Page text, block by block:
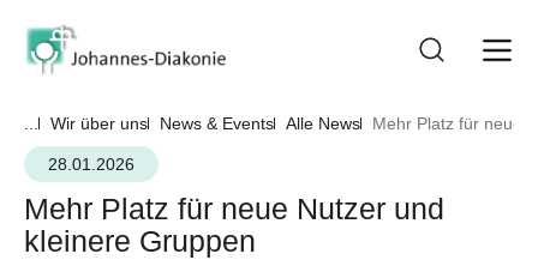
... Wir über uns News & Events Alle News
Mehr Platz für neue
28.01.2026
Mehr Platz für neue Nutzer und
kleinere Gruppen